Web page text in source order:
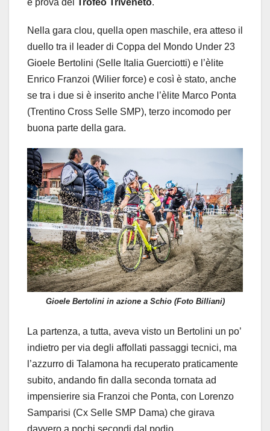
e prova del Trofeo Triveneto.
Nella gara clou, quella open maschile, era atteso il
duello tra il leader di Coppa del Mondo Under 23
Gioele Bertolini (Selle Italia Guerciotti) e l’èlite
Enrico Franzoi (Wilier force) e così è stato, anche
se tra i due si è inserito anche l’èlite Marco Ponta
(Trentino Cross Selle SMP), terzo incomodo per
buona parte della gara.
Gioele Bertolini in azione a Schio (Foto Billiani)
La partenza, a tutta, aveva visto un Bertolini un po’
indietro per via degli affollati passaggi tecnici, ma
l’azzurro di Talamona ha recuperato praticamente
subito, andando fin dalla seconda tornata ad
impensierire sia Franzoi che Ponta, con Lorenzo
Samparisi (Cx Selle SMP Dama) che girava
davvero a pochi secondi dal podio.